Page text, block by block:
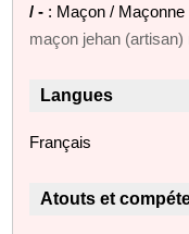
/ - : Maçon / Maçonne
maçon jehan
Langues
Français
Atouts et